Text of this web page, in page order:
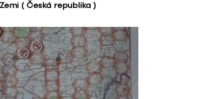
( Česká republika )